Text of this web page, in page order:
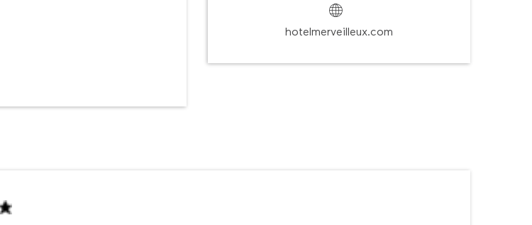
hotelmerveilleux.com